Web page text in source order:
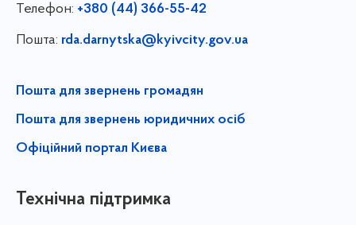
Телефон: +380 (44) 366-55-42
Пошта: rda.darnytska@kyivcity.gov.ua
Пошта для звернень громадян
Пошта для звернень юридичних осіб
Офіційний портал Києва
Технічна підтримка